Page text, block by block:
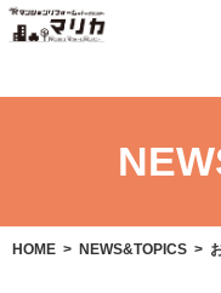
HOME NEWS&TOPICS